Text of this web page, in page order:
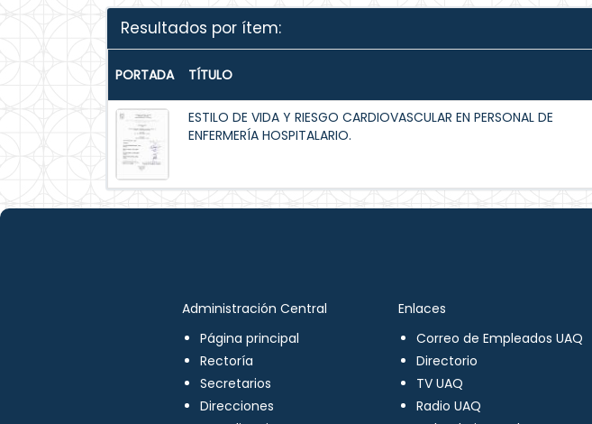
Resultados por ítem:
PORTADA TÍTULO
ESTILO DE VIDA Y RIESGO CARDIOVASCULAR EN PERSONAL DE
ENFERMERÍA HOSPITALARIO.
Administración Central
Página principal
Rectoría
Secretarios
Direcciones
Enlaces
Correo de Empleados UAQ
Directorio
TV UAQ
Radio UAQ